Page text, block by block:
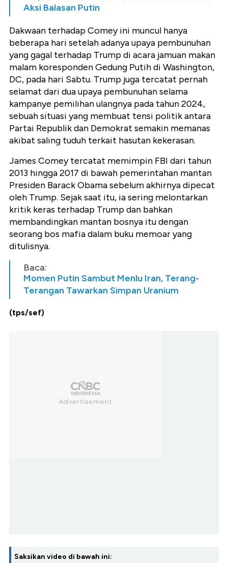
Aksi Balasan Putin
Dakwaan terhadap Comey ini muncul hanya
beberapa hari setelah adanya upaya pembunuhan
yang gagal terhadap Trump di acara jamuan makan
malam koresponden Gedung Putih di Washington,
DC, pada hari Sabtu. Trump juga tercatat pernah
selamat dari dua upaya pembunuhan selama
kampanye pemilihan ulangnya pada tahun 2024,
sebuah situasi yang membuat tensi politik antara
Partai Republik dan Demokrat semakin memanas
akibat saling tuduh terkait hasutan kekerasan.
James Comey tercatat memimpin FBI dari tahun
2013 hingga 2017 di bawah pemerintahan mantan
Presiden Barack Obama sebelum akhirnya dipecat
oleh Trump. Sejak saat itu, ia sering melontarkan
kritik keras terhadap Trump dan bahkan
membandingkan mantan bosnya itu dengan
seorang bos mafia dalam buku memoar yang
ditulisnya.
Baca:
Momen Putin Sambut Menlu Iran, Terang-
Terangan Tawarkan Simpan Uranium
(tps/sef)
Saksikan video di bawah ini: